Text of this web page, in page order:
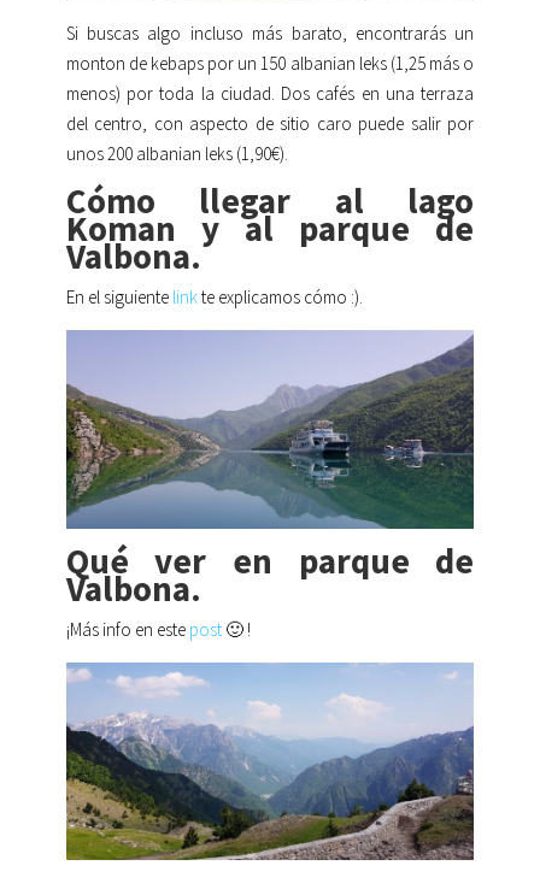
Si buscas algo incluso más barato, encontrarás un
monton de kebaps por un 150 albanian leks (1,25 más o
menos) por toda la ciudad. Dos cafés en una terraza
del centro, con aspecto de sitio caro puede salir por
unos 200 albanian leks (1,90€).
Cómo llegar al lago
Koman y al parque de
Valbona.
En el siguiente linkte explicamos cómo :).
Qué ver en parque de
Valbona.
¡Más info en este post🙂 !